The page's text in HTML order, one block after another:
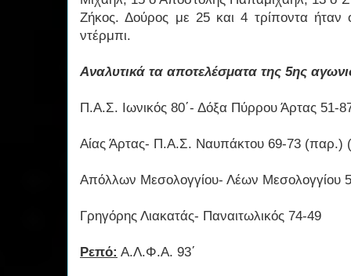
Ζήκος. Δούρος με 25 και 4 τρίποντα ήταν
ντέρμπι.
Αναλυτικά τα αποτελέσματα της 5ης
Π.Α.Σ. Ιωνικός 80΄- Δόξα Πύρρου Άρτας 51-
Αίας Άρτας- Π.Α.Σ. Ναυπάκτου 69-73 (παρ.)
Απόλλων Μεσολογγίου- Λέων Μεσολογγίου
Γρηγόρης Λιακατάς- Παναιτωλικός 74-49
Ρεπό: Α.Λ.Φ.Α. 93΄